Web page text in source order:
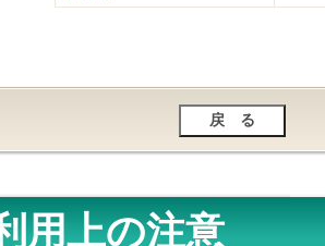
用上の注意